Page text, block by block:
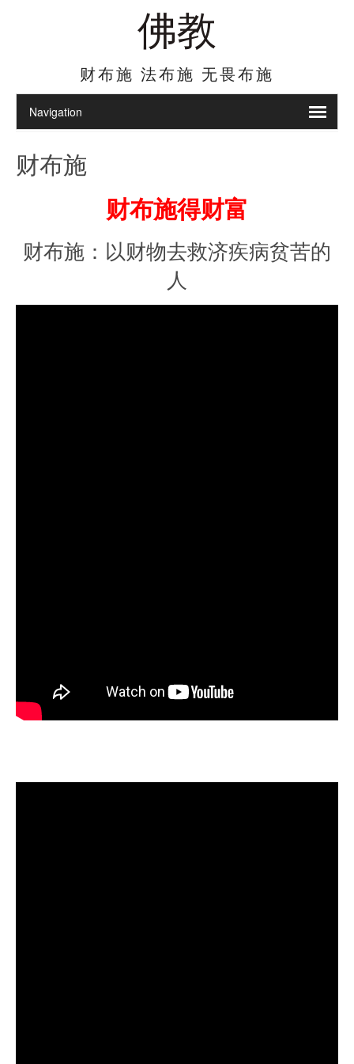
佛教
财布施 法布施 无畏布施
财布施
财布施得财富
财布施：以财物去救济疾病贫苦的
人